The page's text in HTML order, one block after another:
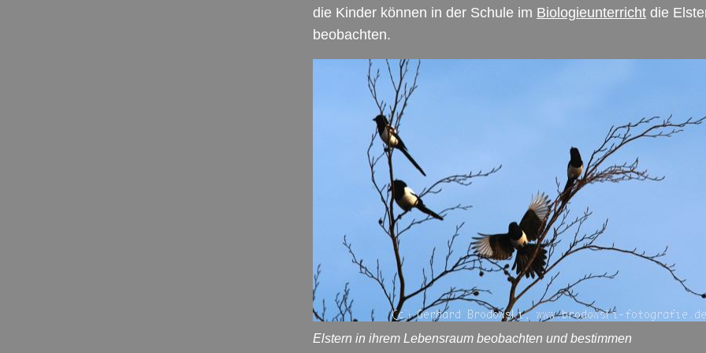
die Kinder können in der Schule im Biologieunterricht die
beobachten.
Elstern in ihrem Lebensraum beobachten und bestimmen